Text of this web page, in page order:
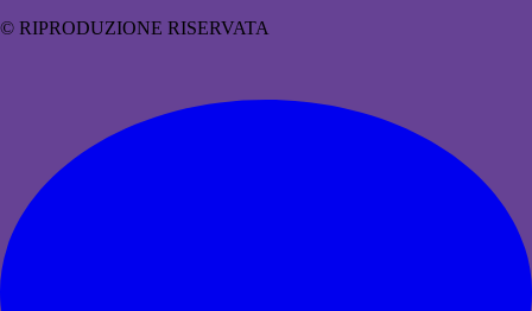
© RIPRODUZIONE RISERVATA